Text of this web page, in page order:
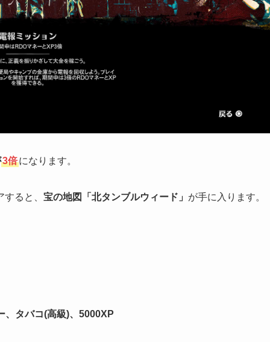
3倍になります。
ると、 宝の地図「北タンブルウィード」 が手に入ります。
、タバコ(高級)、5000XP